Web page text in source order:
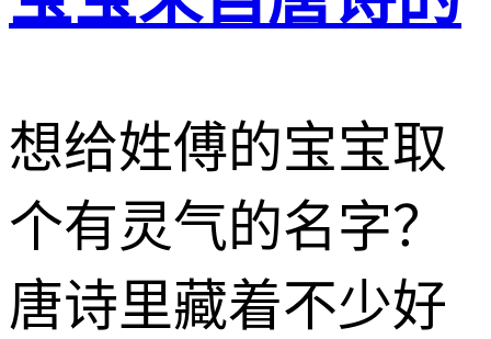
想给姓傅的宝宝取
个有灵气的名字？
唐诗里藏着不少好